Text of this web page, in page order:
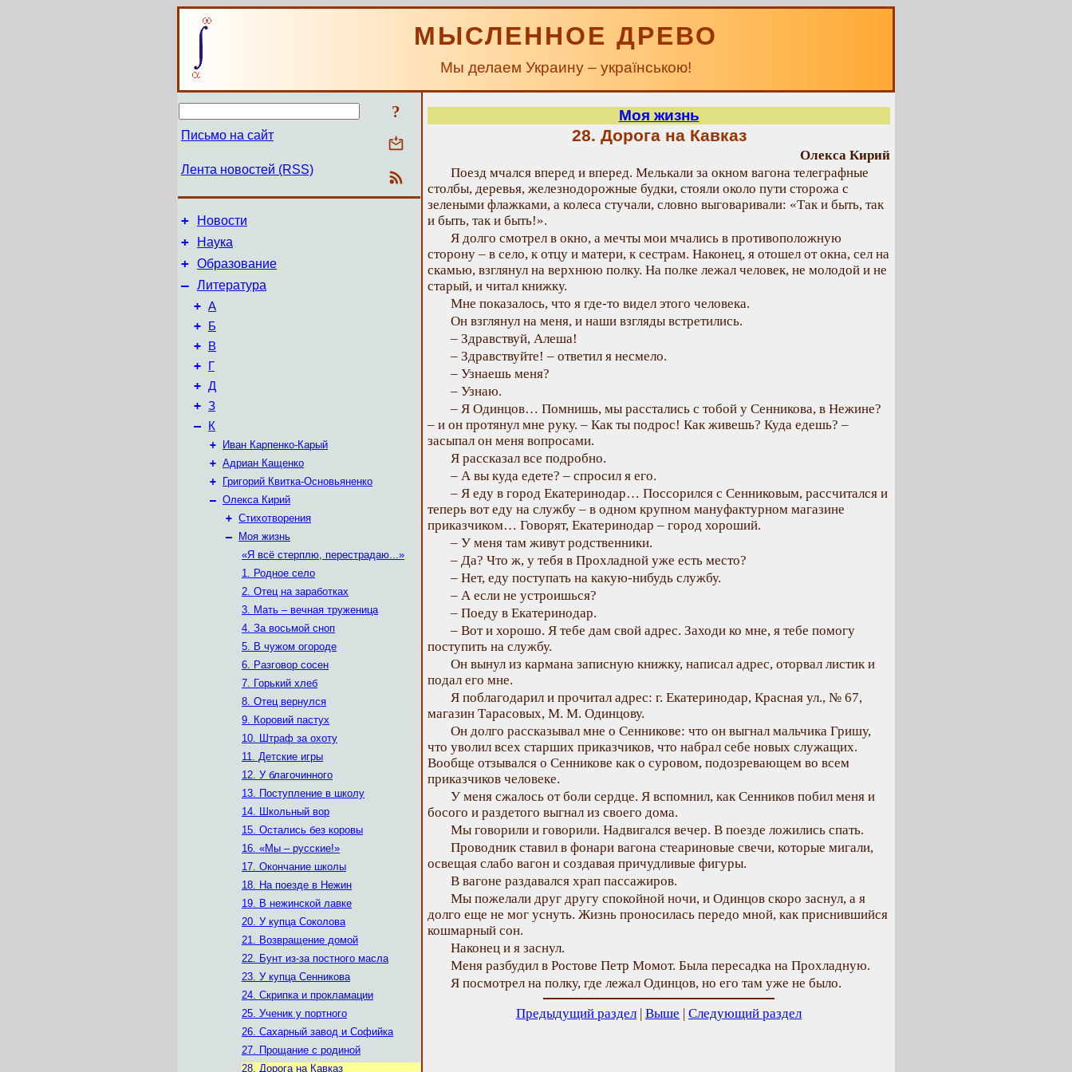
МЫСЛЕННОЕ ДРЕВО
Мы делаем Украину – українською!
?
Письмо на сайт
Лента новостей (RSS)
+ Новости
+ Наука
+ Образование
– Литература
+ А
+ Б
+ В
+ Г
+ Д
+ З
– К
+
Иван Карпенко-Карый
+ Адриан Кащенко
+
Григорий Квитка-Основьяненко
– Олекса Кирий
+ Стихотворения
–
Моя жизнь
«Я всё стерплю, перестрадаю...»
1. Родное село
2. Отец на заработках
3. Мать – вечная труженица
4. За восьмой сноп
5. В чужом огороде
6. Разговор сосен
7. Горький хлеб
8. Отец вернулся
9. Коровий пастух
10. Штраф за охоту
11. Детские игры
12. У благочинного
13. Поступление в школу
14. Школьный вор
15. Остались без коровы
16. «Мы – русские!»
17. Окончание школы
18. На поезде в Нежин
19. В нежинской лавке
20. У купца Соколова
21. Возвращение домой
22. Бунт из-за постного масла
23. У купца Сенникова
24. Скрипка и прокламации
25. Ученик у портного
26. Сахарный завод и Софийка
27. Прощание с родиной
28. Дорога на Кавказ
Моя жизнь
28. Дорога на Кавказ
Олекса Кирий
Поезд мчался вперед и вперед. Мелькали за окном вагона телеграфные
столбы, деревья, железнодорожные будки, стояли около пути сторожа с
зелеными флажками, а колеса стучали, словно выговаривали: «Так и быть, так
и быть, так и быть!».
Я долго смотрел в окно, а мечты мои мчались в противоположную
сторону – в село, к отцу и матери, к сестрам. Наконец, я отошел от окна, сел на
скамью, взглянул на верхнюю полку. На полке лежал человек, не молодой и не
старый, и читал книжку.
Мне показалось, что я где-то видел этого человека.
Он взглянул на меня, и наши взгляды встретились.
– Здравствуй, Алеша!
– Здравствуйте! – ответил я несмело.
– Узнаешь меня?
– Узнаю.
– Я Одинцов… Помнишь, мы расстались с тобой у Сенникова, в Нежине?
– и он протянул мне руку. – Как ты подрос! Как живешь? Куда едешь? –
засыпал он меня вопросами.
Я рассказал все подробно.
– А вы куда едете? – спросил я его.
– Я еду в город Екатеринодар… Поссорился с Сенниковым, рассчитался и
теперь вот еду на службу – в одном крупном мануфактурном магазине
приказчиком… Говорят, Екатеринодар – город хороший.
– У меня там живут родственники.
– Да? Что ж, у тебя в Прохладной уже есть место?
– Нет, еду поступать на какую-нибудь службу.
– А если не устроишься?
– Поеду в Екатеринодар.
– Вот и хорошо. Я тебе дам свой адрес. Заходи ко мне, я тебе помогу
поступить на службу.
Он вынул из кармана записную книжку, написал адрес, оторвал листик и
подал его мне.
Я поблагодарил и прочитал адрес: г. Екатеринодар, Красная ул., № 67,
магазин Тарасовых, М. М. Одинцову.
Он долго рассказывал мне о Сенникове: что он выгнал мальчика Гришу,
что уволил всех старших приказчиков, что набрал себе новых служащих.
Вообще отзывался о Сенникове как о суровом, подозревающем во всем
приказчиков человеке.
У меня сжалось от боли сердце. Я вспомнил, как Сенников побил меня и
босого и раздетого выгнал из своего дома.
Мы говорили и говорили. Надвигался вечер. В поезде ложились спать.
Проводник ставил в фонари вагона стеариновые свечи, которые мигали,
освещая слабо вагон и создавая причудливые фигуры.
В вагоне раздавался храп пассажиров.
Мы пожелали друг другу спокойной ночи, и Одинцов скоро заснул, а я
долго еще не мог уснуть. Жизнь проносилась передо мной, как приснившийся
кошмарный сон.
Наконец и я заснул.
Меня разбудил в Ростове Петр Момот. Была пересадка на Прохладную.
Я посмотрел на полку, где лежал Одинцов, но его там уже не было.
Предыдущий раздел | Выше | Следующий раздел